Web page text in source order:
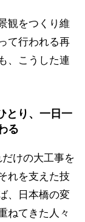
観をつくり維
て行われる再
、こうした連
とり、一日一
る
けの大工事を
れを支えた技
、日本橋の変
ねてきた人々